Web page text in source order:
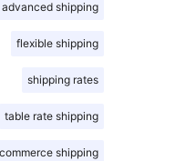
advanced shipping
flexible shipping
shipping rates
table rate shipping
shipping